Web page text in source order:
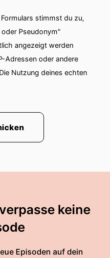
stimmst du zu,
Pseudonym"
angezeigt werden
Adressen oder andere
Nutzung deines echten
keine
Episoden auf dein